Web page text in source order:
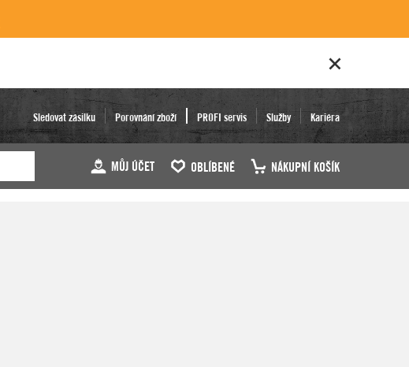
Sledovat zásilku Porovnání zboží PROFI servis Služby Kariéra
MŮJ ÚČET OBLÍBENÉ NÁKUPNÍ KOŠÍK